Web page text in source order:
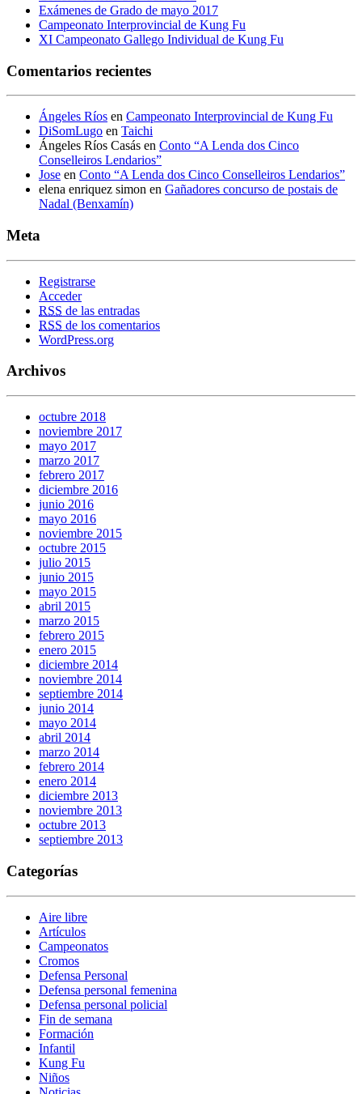
Exámenes de Grado de mayo 2017
Campeonato Interprovincial de Kung Fu
XI Campeonato Gallego Individual de Kung Fu
Comentarios recientes
Ángeles Ríos en Campeonato Interprovincial de Kung Fu
DiSomLugo en Taichi
Ángeles Ríos Casás en Conto “A Lenda dos Cinco
Conselleiros Lendarios”
Jose en Conto “A Lenda dos Cinco Conselleiros Lendarios”
elena enriquez simon en Gañadores concurso de postais de
Nadal (Benxamín)
Meta
Registrarse
Acceder
RSS de las entradas
RSS de los comentarios
WordPress.org
Archivos
octubre 2018
noviembre 2017
mayo 2017
marzo 2017
febrero 2017
diciembre 2016
junio 2016
mayo 2016
noviembre 2015
octubre 2015
julio 2015
junio 2015
mayo 2015
abril 2015
marzo 2015
febrero 2015
enero 2015
diciembre 2014
noviembre 2014
septiembre 2014
junio 2014
mayo 2014
abril 2014
marzo 2014
febrero 2014
enero 2014
diciembre 2013
noviembre 2013
octubre 2013
septiembre 2013
Categorías
Aire libre
Artículos
Campeonatos
Cromos
Defensa Personal
Defensa personal femenina
Defensa personal policial
Fin de semana
Formación
Infantil
Kung Fu
Niños